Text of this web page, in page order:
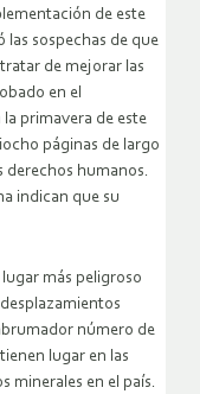
de este
sospechas de que
de mejorar las
en el
primavera de este
páginas de largo
humanos.
indican que su
más peligroso
número de
lugar en las
minerales en el país.